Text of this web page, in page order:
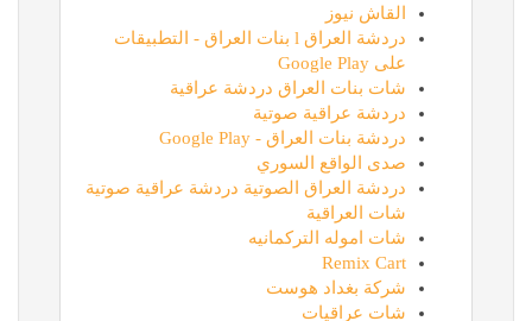
القاش نيوز
دردشة العراق l بنات العراق - التطبيقات
على Google Play
شات بنات العراق دردشة عراقية
دردشة عراقية صوتية
دردشة بنات العراق - Google Play
صدى الواقع السوري
دردشة العراق الصوتية دردشة عراقية صوتية
شات العراقية
شات اموله التركمانيه
Remix Cart
شركة بغداد هوست
شات عراقيات